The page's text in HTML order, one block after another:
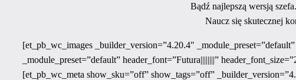
Bądź najlepszą wersją
Naucz się skutecznej
[et_pb_wc_images _builder_version=”4.20.4″
_module_preset=”default” header_font=”Futura||||||||”
[et_pb_wc_meta show_sku=”off” show_tags=”off”